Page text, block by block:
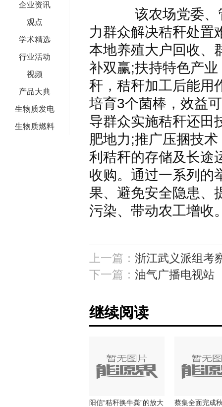
企业资讯
观点
学术精选
行业活动
视频
产品大典
生物质发电
生物质燃料
该农场党委、
力群众解决秸秆处置
本地养殖大户回收、
补双赢;扶持特色产
秆，秸秆加工后能用
培育3个菌棒，效益
导群众实施秸秆还田
肥地力;推广压捆技
利秸秆的存储及长途
收购。通过一系列的
果、避免安全隐患、
污染、带动农工增收
上一篇： 浙江武义派组考
下一篇： 油气广播电视站
继续阅读
阳信“秸秆换牛粪”的放大
蔡集全面完成